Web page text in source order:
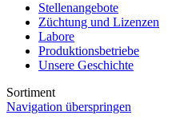
Stellenangebote
Züchtung und Lizenzen
Labore
Produktionsbetriebe
Unsere Geschichte
Sortiment
Navigation überspringen